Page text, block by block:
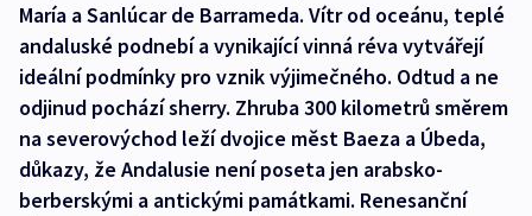
María a Sanlúcar de Barrameda. Vítr od oceánu, teplé
andaluské podnebí a vynikající vinná réva vytvářejí
ideální podmínky pro vznik výjimečného. Odtud a ne
odjinud pochází sherry. Zhruba 300 kilometrů směrem
na severovýchod leží dvojice měst Baeza a Úbeda,
důkazy, že Andalusie není poseta jen arabsko-
berberskými a antickými památkami. Renesanční